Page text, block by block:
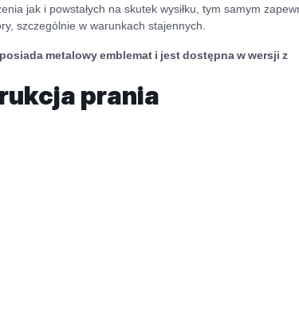
jak i powstałych na skutek wysiłku, tym samym
szczególnie w warunkach stajennych.
metalowy emblemat i jest dostępna w wersji z
prania